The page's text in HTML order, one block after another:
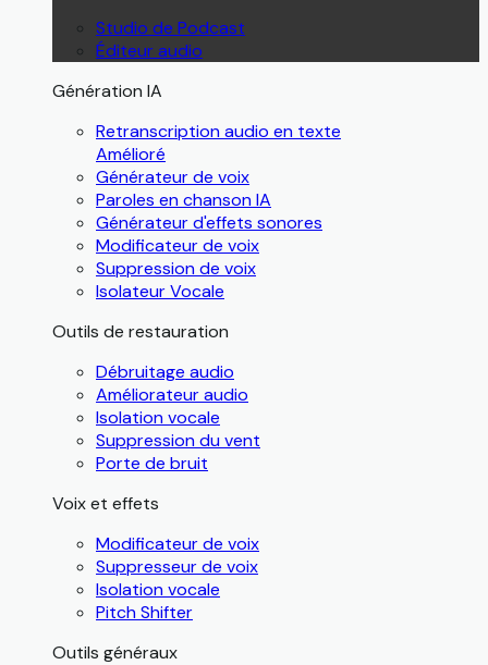
Studio de Podcast
Éditeur audio
Génération IA
Retranscription audio en texte
Amélioré
Générateur de voix
Paroles en chanson IA
Générateur d'effets sonores
Modificateur de voix
Suppression de voix
Isolateur Vocale
Outils de restauration
Débruitage audio
Améliorateur audio
Isolation vocale
Suppression du vent
Porte de bruit
Voix et effets
Modificateur de voix
Suppresseur de voix
Isolation vocale
Pitch Shifter
Outils généraux